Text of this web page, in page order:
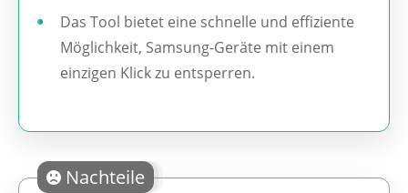
Das Tool bietet eine schnelle und effiziente
Möglichkeit, Samsung-Geräte mit einem
einzigen Klick zu entsperren.
Nachteile